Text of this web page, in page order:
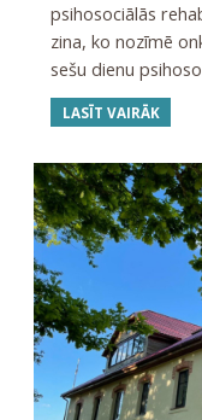
psihosociālās
zina, ko nozīmē
sešu dienu
LASĪT VAIRĀK